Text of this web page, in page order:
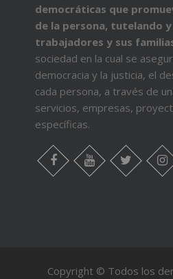
democráticas que
de la persona, tutelando
trabajadores y sus
sociedad en la cual se
democracia y la justicia, el
cada persona, a través de
servicios, empresas,
específicas.
Comprar
pastillas
para
estrés
Facebook Youtube Twitter Instagram
Copyright © Todos los